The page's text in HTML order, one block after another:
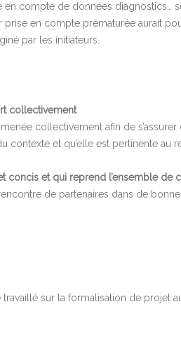
en compte de données
en compte prématurée aurait
par les initiateurs.
collectivement
collectivement afin de
contexte et qu’elle est pertinente au
concis et qui reprend l’ensemble de
de partenaires dans de
travaillé sur la formalisation de projet